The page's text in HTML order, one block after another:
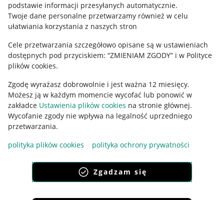
podstawie informacji przesyłanych automatycznie.
Twoje dane personalne przetwarzamy również w celu
ułatwiania korzystania z naszych stron
Cele przetwarzania szczegółowo opisane są w ustawieniach
dostępnych pod przyciskiem: “ZMIENIAM ZGODY” i w Polityce
plików cookies.
Zgodę wyrażasz dobrowolnie i jest ważna 12 miesięcy.
Możesz ją w każdym momencie wycofać lub ponowić w
zakładce Ustawienia plików cookies na stronie głównej.
Wycofanie zgody nie wpływa na legalność uprzedniego
przetwarzania.
polityka plików cookies
polityka ochrony prywatności
Zgadzam się
Polityka plików "cookies"
Ustawienia plików "cookies"
Udostępnianie lokalizacji
Informacje dla Aktu o Usługach Cyfrowych
Pobierz aplikację